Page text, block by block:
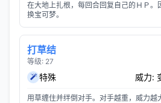
在大地上扎根，每回合回复自己的ＨＰ。
换宝可梦。
打草结
等级: 27
特殊 威力:
用草缠住并绊倒对手。对手越重，威力越